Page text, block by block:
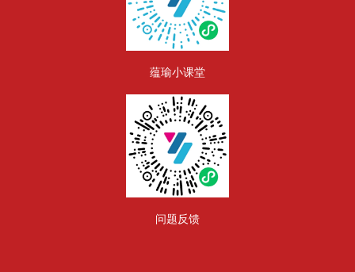
蕴瑜小课堂
问题反馈